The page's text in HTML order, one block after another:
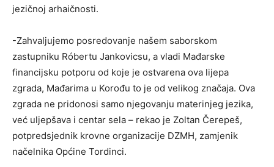
jezičnoj arhaičnosti.
-Zahvaljujemo posredovanje našem saborskom
zastupniku Róbertu Jankovicsu, a vladi Mađarske
financijsku potporu od koje je ostvarena ova lijepa
zgrada, Mađarima u Korođu to je od velikog značaja. Ova
zgrada ne pridonosi samo njegovanju materinjeg jezika,
već uljepšava i centar sela – rekao je Zoltan Čerepeš,
potpredsjednik krovne organizacije DZMH, zamjenik
načelnika Općine Tordinci.